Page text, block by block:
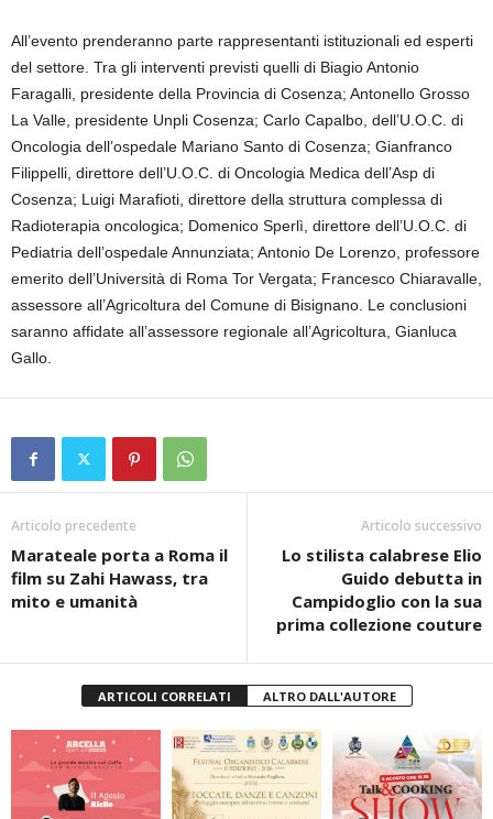
All’evento prenderanno parte rappresentanti istituzionali ed esperti
del settore. Tra gli interventi previsti quelli di Biagio Antonio
Faragalli, presidente della Provincia di Cosenza; Antonello Grosso
La Valle, presidente Unpli Cosenza; Carlo Capalbo, dell’U.O.C. di
Oncologia dell’ospedale Mariano Santo di Cosenza; Gianfranco
Filippelli, direttore dell’U.O.C. di Oncologia Medica dell’Asp di
Cosenza; Luigi Marafioti, direttore della struttura complessa di
Radioterapia oncologica; Domenico Sperlì, direttore dell’U.O.C. di
Pediatria dell’ospedale Annunziata; Antonio De Lorenzo, professore
emerito dell’Università di Roma Tor Vergata; Francesco Chiaravalle,
assessore all’Agricoltura del Comune di Bisignano. Le conclusioni
saranno affidate all’assessore regionale all’Agricoltura, Gianluca
Gallo.
Articolo precedente
Marateale porta a Roma il
film su Zahi Hawass, tra
mito e umanità
Articolo successivo
Lo stilista calabrese Elio
Guido debutta in
Campidoglio con la sua
prima collezione couture
ARTICOLI CORRELATI ALTRO DALL'AUTORE